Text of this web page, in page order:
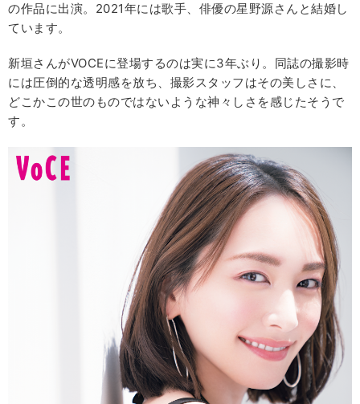
の作品に出演。2021年には歌手、俳優の星野源さんと結婚し
ています。
新垣さんがVOCEに登場するのは実に3年ぶり。同誌の撮影時
には圧倒的な透明感を放ち、撮影スタッフはその美しさに、
どこかこの世のものではないような神々しさを感じたそうで
す。